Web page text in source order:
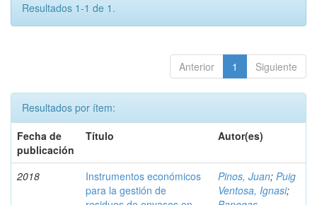
Resultados 1-1 de 1.
Anterior 1 Siguiente
Resultados por ítem:
Fecha de
publicación
Título Autor(es)
2018
Instrumentos económicos
para la gestión de
Pinos, Juan; Puig
Ventosa, Ignasi;